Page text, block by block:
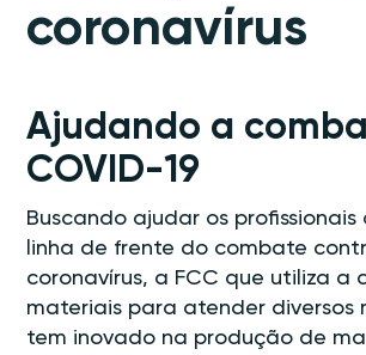
coronavírus
Ajudando a
COVID-19
Buscando ajudar os
linha de frente do combate
coronavírus, a FCC que utiliza a
materiais para atender diversos
tem inovado na produção de